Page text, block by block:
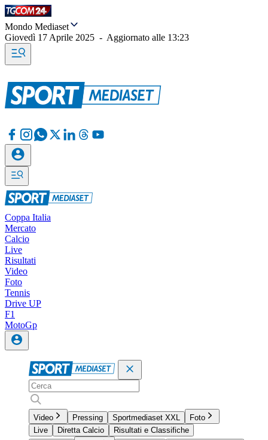
Mondo Mediaset
Giovedì 17 Aprile 2025 - Aggiornato alle 13:23
Coppa Italia
Mercato
Calcio
Live
Risultati
Video
Foto
Tennis
Drive UP
F1
MotoGp
Video Pressing Sportmediaset XXL
Foto
Live
Diretta Calcio
Risultati e Classifiche